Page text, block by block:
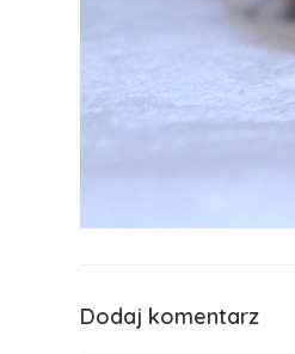
Dodaj komentarz